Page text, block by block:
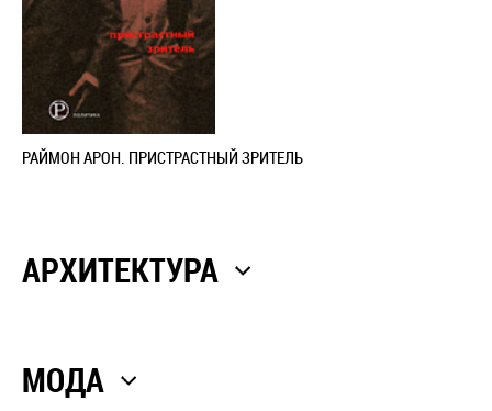
РАЙМОН АРОН. ПРИСТРАСТНЫЙ ЗРИТЕЛЬ
АРХИТЕКТУРА
МОДА